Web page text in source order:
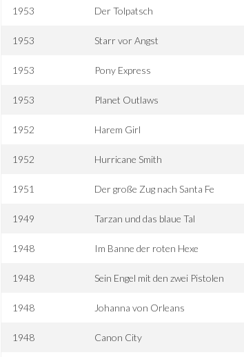
1953 Der Tolpatsch
1953 Starr vor Angst
1953 Pony Express
1953 Planet Outlaws
1952 Harem Girl
1952 Hurricane Smith
1951 Der große Zug nach Santa Fe
1949 Tarzan und das blaue Tal
1948 Im Banne der roten Hexe
1948 Sein Engel mit den zwei Pistolen
1948 Johanna von Orleans
1948 Canon City